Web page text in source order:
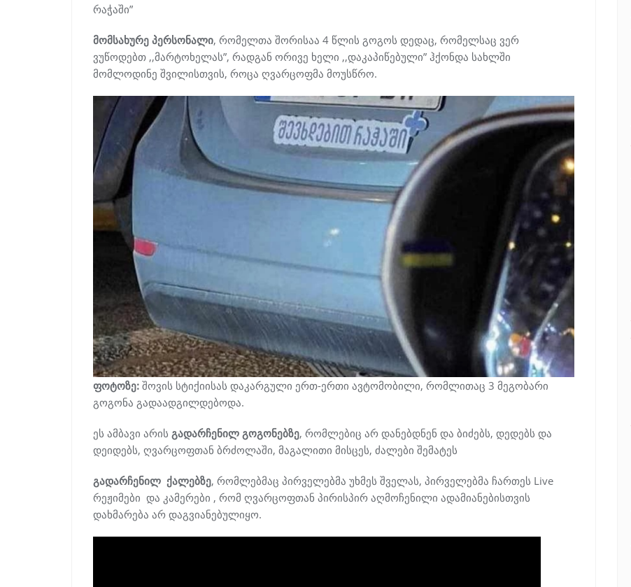
რაჭაში”
მომსახურე პერსონალი, რომელთა შორისაა 4 წლის გოგოს დედაც, რომელსაც ვერ
ვუწოდებთ ,,მარტოხელას”, რადგან ორივე ხელი ,,დაკაპიწებული” ჰქონდა სახლში
მომლოდინე შვილისთვის, როცა ღვარცოფმა მოუსწრო.
ფოტოზე: შოვის სტიქიისას დაკარგული ერთ-ერთი ავტომობილი, რომლითაც 3 მეგობარი
გოგონა გადაადგილდებოდა.
ეს ამბავი არის გადარჩენილ გოგონებზე, რომლებიც არ დანებდნენ და ბიძებს, დედებს და
დეიდებს, ღვარცოფთან ბრძოლაში, მაგალითი მისცეს, ძალები შემატეს
გადარჩენილ ქალებზე, რომლებმაც პირველებმა უხმეს შველას, პირველებმა ჩართეს Live
რეჟიმები და კამერები , რომ ღვარცოფთან პირისპირ აღმოჩენილი ადამიანებისთვის
დახმარება არ დაგვიანებულიყო.